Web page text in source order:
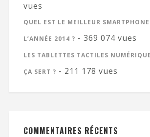
vues
QUEL EST LE MEILLEUR
L’ANNÉE 2014 ? - 369 074 vues
LES TABLETTES TACTILES
ÇA SERT ? - 211 178 vues
COMMENTAIRES RÉCENTS